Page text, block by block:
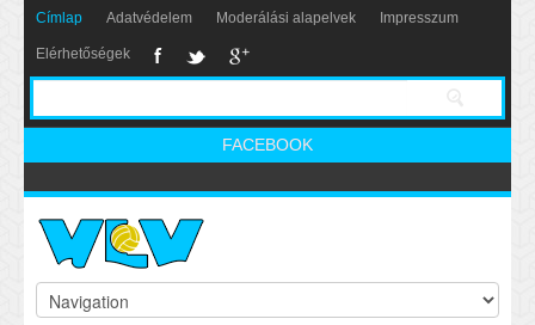
Címlap Adatvédelem Moderálási alapelvek Impresszum
Elérhetőségek
FACEBOOK